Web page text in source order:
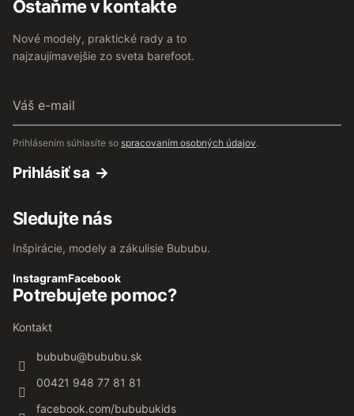
Ostaňme v kontakte
Nové modely, praktické rady a to
najzaujímavejšie zo sveta barefoot.
e-
mail
Prihlásením súhlasíte so spracovaním osobných údajov.
Prihlásiť sa
Sledujte nás
Inšpirácie, modely a zákulisie Bububu.
InstagramFacebook
Potrebujete pomoc?
Kontakt
bububu@bububu.sk
00421 948 77 81 81
facebook.com/bububukids